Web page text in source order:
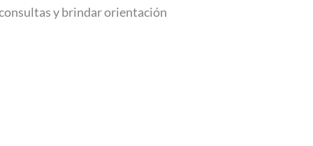
y brindar orientación